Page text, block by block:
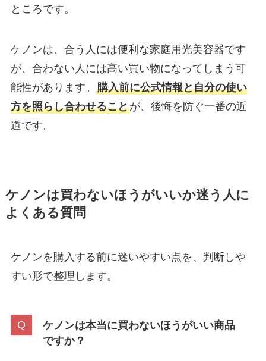
ところです。
ケノンは、合う人には便利な家庭用光美容器です
が、合わない人には高い買い物になってしまう可
能性があります。 購入前に公式情報と自分の使い
方を照らし合わせることが、後悔を防ぐ一番の近
道です。
ケノンは買わないほうがいいか迷う人に
よくある質問
ケノンを購入する前に迷いやすい点を、判断しや
すい形で整理します。
ケノンは本当に買わないほうがいい商品
ですか？